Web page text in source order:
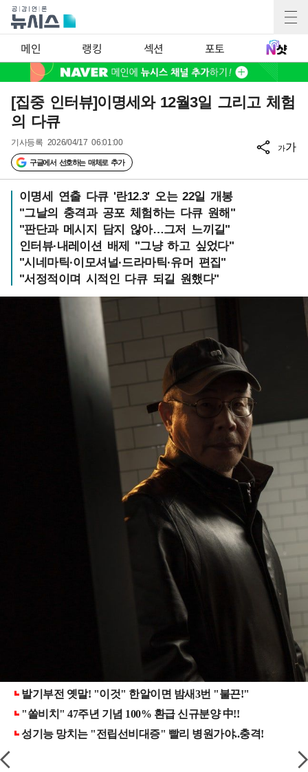
메인 랭킹 섹션 포토
[집중 인터뷰]이명세와 12월3일 그리고 체험
의 다큐
기사등록 2026/04/17 06:01:00
구글에서 선호하는 매체로 추가
가가
이명세 연출 다큐 '란12.3' 오는 22일 개봉
"그날의 충격과 공포 체험하는 다큐 원해"
"판단과 메시지 담지 않아…그저 느끼길"
인터뷰·내레이션 배제 "그냥 하고 싶었다"
"시네마틱·이모셔널·드라마틱·유머 편집"
"서정적이며 시적인 다큐 되길 원했다"